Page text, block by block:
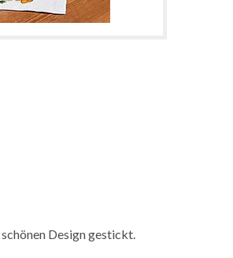
Design gestickt.